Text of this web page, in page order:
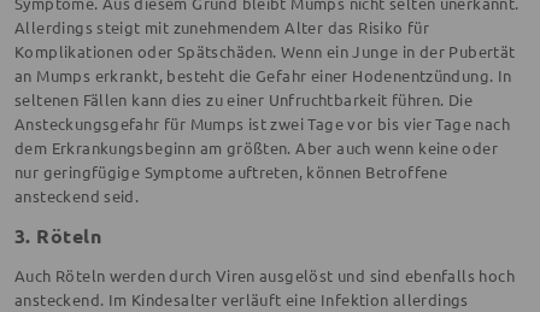
Allerdings steigt mit zunehmendem Alter das Risiko für
Komplikationen oder Spätschäden. Wenn ein Junge in der Pubertät
an Mumps erkrankt, besteht die Gefahr einer Hodenentzündung. In
seltenen Fällen kann dies zu einer Unfruchtbarkeit führen. Die
Ansteckungsgefahr für Mumps ist zwei Tage vor bis vier Tage nach
dem Erkrankungsbeginn am größten. Aber auch wenn keine oder
nur geringfügige Symptome auftreten, können Betroffene
ansteckend seid.
3. Röteln
Auch Röteln werden durch Viren ausgelöst und sind ebenfalls hoch
ansteckend. Im Kindesalter verläuft eine Infektion allerdings